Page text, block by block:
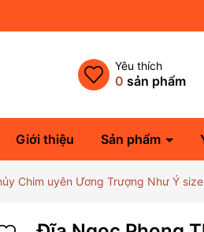
Yêu thích
0 sản phẩm
Giới thiệu Sản phẩm
Chim uyên Ương Trượng Như Ý